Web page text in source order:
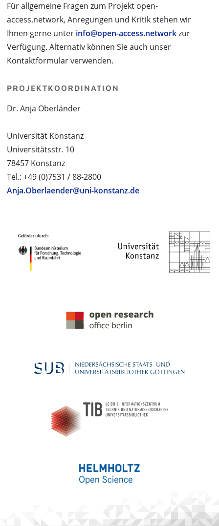
Für allgemeine Fragen zum Projekt open-
access.network, Anregungen und Kritik stehen wir
Ihnen gerne unter info@open-access.networkzur
Verfügung. Alternativ können Sie auch unser
Kontaktformular verwenden.
PROJEKTKOORDINATION
Dr. Anja Oberländer
Universität Konstanz
Universitätsstr. 10
78457 Konstanz
Tel.: +49 (0)7531 / 88-2800
Anja.Oberlaender@uni-konstanz.de